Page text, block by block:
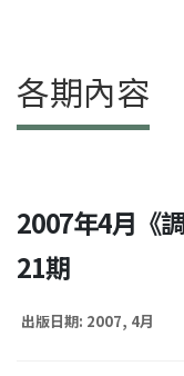
各期內容
2007年4月《
21期
出版日期: 2007, 4月